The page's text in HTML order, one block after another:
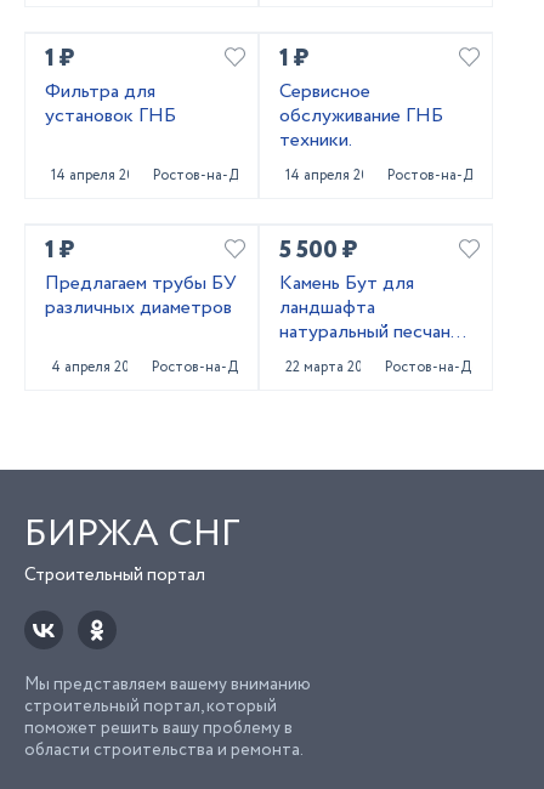
1 ₽
Фильтра для
установок ГНБ
14 апреля 2022 Ростов-на-Дону
1 ₽
Сервисное
обслуживание ГНБ
техники.
14 апреля 2022 Ростов-на-Дону
1 ₽
Предлагаем трубы БУ
различных диаметров
4 апреля 2022 Ростов-на-Дону
5 500 ₽
Камень Бут для
ландшафта
натуральный песчаник
природный
22 марта 2022 Ростов-на-Дону
БИРЖА СНГ
Строительный портал
Мы представляем вашему вниманию
строительный портал, который
поможет решить вашу проблему в
области строительства и ремонта.